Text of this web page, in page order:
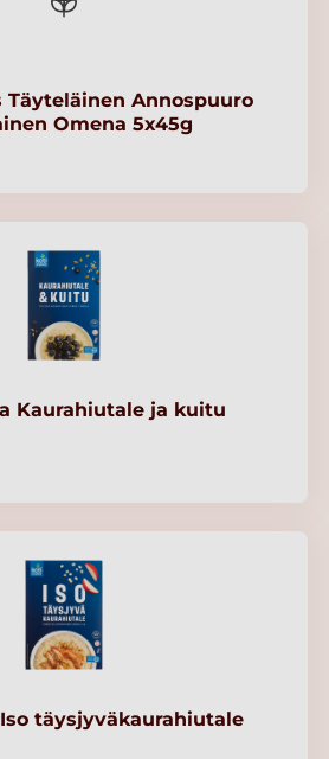
Täyteläinen Annospuuro
Omena 5x45g
Kaurahiutale ja kuitu
täysjyväkaurahiutale